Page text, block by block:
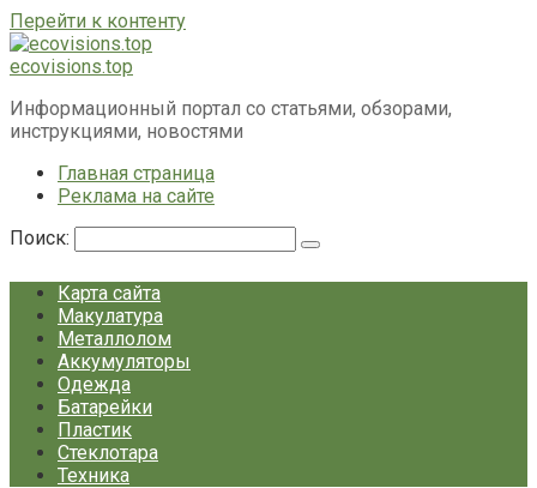
Перейти к контенту
ecovisions.top
Информационный портал со статьями, обзорами,
инструкциями, новостями
Главная страница
Реклама на сайте
Поиск:
Карта сайта
Макулатура
Металлолом
Аккумуляторы
Одежда
Батарейки
Пластик
Стеклотара
Техника